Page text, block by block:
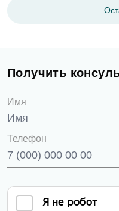
Получить
Имя
Телефон
Оставить